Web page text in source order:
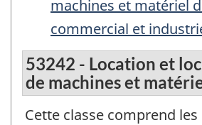
machines et matériel
commercial et
53242 - Location et
de machines et
Cette classe comprend les